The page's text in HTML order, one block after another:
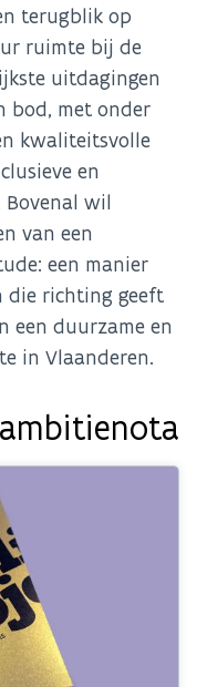
terugblik op
ruimte bij de
uitdagingen
bod, met onder
kwaliteitsvolle
en
Bovenal wil
van een
een manier
die richting geeft
een duurzame en
in Vlaanderen.